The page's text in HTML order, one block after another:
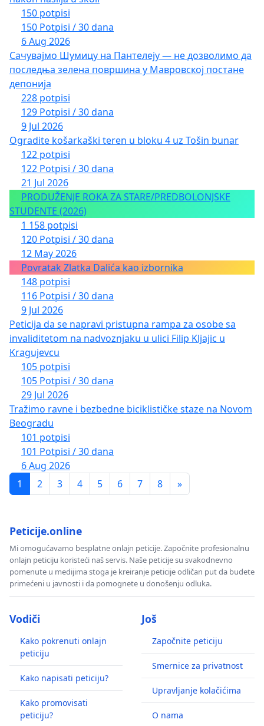
150 potpisi
150 Potpisi / 30 dana
6 Aug 2026
Сачувајмо Шумицу на Пантелеју — не дозволимо да
последња зелена површина у Мавровској постане
депонија
228 potpisi
129 Potpisi / 30 dana
9 Jul 2026
Ogradite košarkaški teren u bloku 4 uz Tošin bunar
122 potpisi
122 Potpisi / 30 dana
21 Jul 2026
PRODUŽENJE ROKA ZA STARE/PREDBOLONJSKE
STUDENTE (2026)
1 158 potpisi
120 Potpisi / 30 dana
12 May 2026
Povratak Zlatka Dalića kao izbornika
148 potpisi
116 Potpisi / 30 dana
9 Jul 2026
Peticija da se napravi pristupna rampa za osobe sa
invaliditetom na nadvoznjaku u ulici Filip Kljajic u
Kragujevcu
105 potpisi
105 Potpisi / 30 dana
29 Jul 2026
Tražimo ravne i bezbedne biciklističke staze na Novom
Beogradu
101 potpisi
101 Potpisi / 30 dana
6 Aug 2026
1
2 3 4 5 6 7 8 »
Peticije.online
Mi omogućavamo besplatne onlajn peticije. Započnite profesionalnu
onlajn peticiju koristeći naš servis. Naše peticije su svakodnevno
pomenute u medijima stoga je kreiranje peticije odličan put da budete
primećeni u javnosti i da pomognete u donošenju odluka.
Vodiči
Kako pokrenuti onlajn
peticiju
Kako napisati peticiju?
Kako promovisati
peticiju?
Još
Započnite peticiju
Smernice za privatnost
Upravljanje kolačićima
O nama